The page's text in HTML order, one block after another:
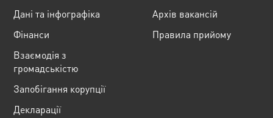
Дані та інфографіка
Фінанси
Взаємодія з
громадськістю
Запобігання корупції
Декларації
Архів вакансій
Правила прийому